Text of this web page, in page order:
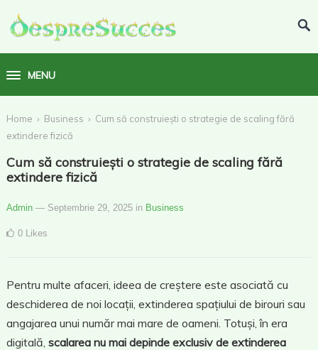
MENU
Home › Business › Cum să construiești o strategie de scaling fără
extindere fizică
Cum să construiești o strategie de scaling fără
extindere fizică
Admin — Septembrie 29, 2025 in Business
0 Likes
Pentru multe afaceri, ideea de creștere este asociată cu
deschiderea de noi locații, extinderea spațiului de birouri sau
angajarea unui număr mai mare de oameni. Totuși, în era
digitală, scalarea nu mai depinde exclusiv de extinderea